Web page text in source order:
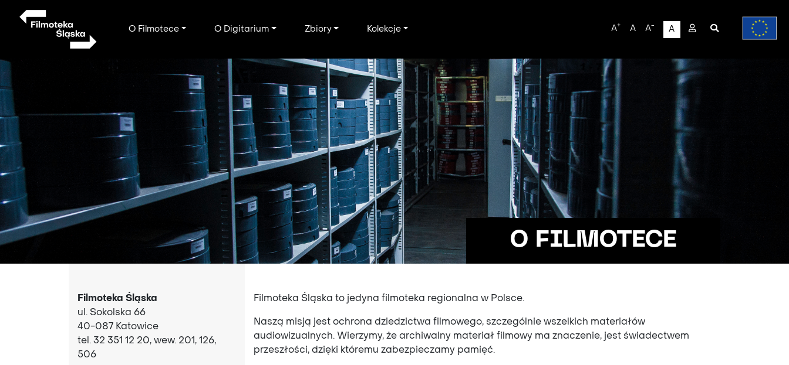
Main
O Filmotece O Digitarium Zbiory Kolekcje A+ A A- A
User
O FILMOTECE
Filmoteka Śląska
ul. Sokolska 66
40-087 Katowice
tel. 32 351 12 20, wew. 201, 126,
506
Filmoteka Śląska to jedyna filmoteka regionalna w Polsce.
Naszą misją jest ochrona dziedzictwa filmowego, szczególnie wszelkich materiałów
audiowizualnych. Wierzymy, że archiwalny materiał filmowy ma znaczenie, jest świadectwem
przeszłości, dzięki któremu zabezpieczamy pamięć.